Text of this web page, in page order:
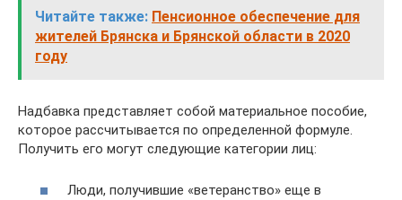
Читайте также: Пенсионное обеспечение для
жителей Брянска и Брянской области в 2020
году
Надбавка представляет собой материальное пособие,
которое рассчитывается по определенной формуле.
Получить его могут следующие категории лиц:
Люди, получившие «ветеранство» еще в